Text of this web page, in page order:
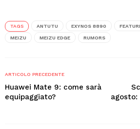
TAGS ANTUTU EXYNOS 8890
MEIZU MEIZU EDGE RUMORS
ARTICOLO PRECEDENTE
Huawei Mate 9: come sarà
equipaggiato?
agosto: